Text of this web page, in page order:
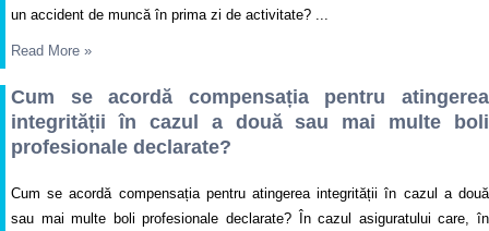
un accident de muncă în prima zi de activitate? ...
Read More »
Cum se acordă compensația pentru atingerea
integrității în cazul a două sau mai multe boli
profesionale declarate?
Cum se acordă compensația pentru atingerea integrității în cazul a două
sau mai multe boli profesionale declarate? În cazul asiguratului care, în